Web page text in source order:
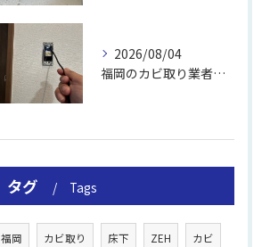
2026/08/04
福岡のカビ取り業者おすすめの選び方と費用
タグ Tags
福岡 カビ取り 床下 ZEH カビ